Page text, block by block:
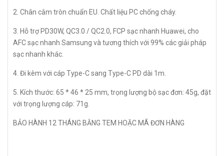
2. Chân cắm tròn chuẩn EU. Chất liệu PC chống cháy.
3. Hỗ trợ PD30W, QC3.0 / QC2.0, FCP sạc nhanh Huawei, cho
AFC sạc nhanh Samsung và tương thích với 99% các giải pháp
sạc nhanh khác.
4. Đi kèm với cáp Type-C sang Type-C PD dài 1m.
5. Kích thước: 65 * 46 * 25 mm, trọng lượng bộ sạc đơn: 45g, đặt
với trọng lượng cáp: 71g.
BẢO HÀNH 12 THÁNG BẰNG TEM HOẶC MÃ ĐƠN HÀNG